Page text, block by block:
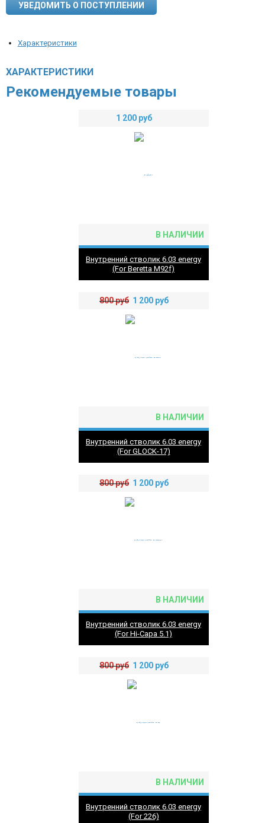
УВЕДОМИТЬ О ПОСТУПЛЕНИИ
Характеристики
ХАРАКТЕРИСТИКИ
Рекомендуемые товары
1 200 руб
В НАЛИЧИИ
Внутренний стволик 6.03 energy
(For Beretta M92f)
800руб 1 200 руб
В НАЛИЧИИ
Внутренний стволик 6.03 energy
(For GLOCK-17)
800руб 1 200 руб
В НАЛИЧИИ
Внутренний стволик 6.03 energy
(For Hi-Capa 5.1)
800руб 1 200 руб
В НАЛИЧИИ
Внутренний стволик 6.03 energy
(For 226)